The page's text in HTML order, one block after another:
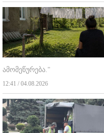
ამომეწურება."
12:41 / 04.08.2026